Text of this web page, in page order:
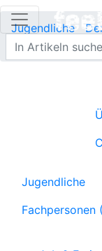
Jugendliche
Demokratie
Jugendliche
Fachpersonen